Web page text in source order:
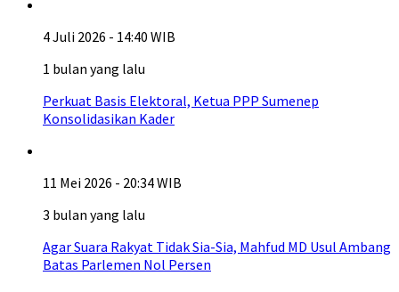
4 Juli 2026 - 14:40 WIB
1 bulan yang lalu
Perkuat Basis Elektoral, Ketua PPP Sumenep
Konsolidasikan Kader
11 Mei 2026 - 20:34 WIB
3 bulan yang lalu
Agar Suara Rakyat Tidak Sia-Sia, Mahfud MD Usul Ambang
Batas Parlemen Nol Persen